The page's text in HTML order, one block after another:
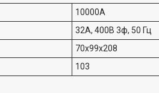
10000A
32А, 400В 3ф, 50 Гц
70x99x208
103